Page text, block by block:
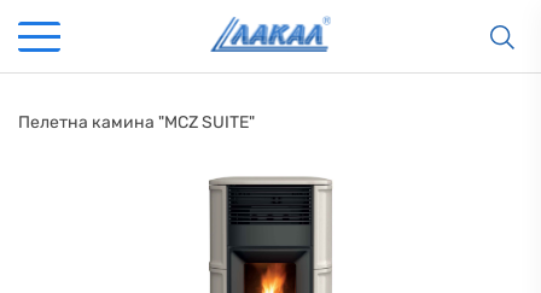
Пелетна камина "MCZ SUITE"